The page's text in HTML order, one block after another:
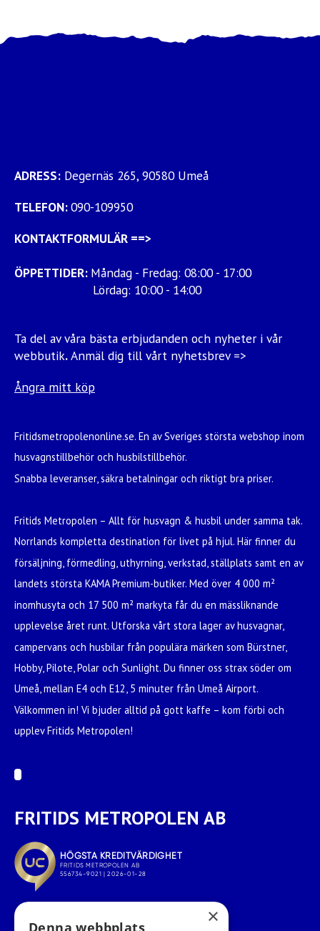
ADRESS: Degernäs 265, 90580 Umeå
TELEFON:090-109950
KONTAKTFORMULÄR ==>
ÖPPETTIDER: Måndag - Fredag: 08:00 - 17:00
Lördag: 10:00 - 14:00
Ta del av våra bästa erbjudanden och nyheter i vår
webbutik.Anmäl dig till vårt nyhetsbrev =>
Ångra mitt köp
Fritidsmetropolenonline.se. En av Sveriges största webshop inom
husvagnstillbehör och husbilstillbehör.
Snabba leveranser, säkra betalningar och riktigt bra priser.
Fritids Metropolen – Allt för husvagn & husbil under samma tak.
Norrlands kompletta destination för livet på hjul. Här finner du
försäljning, förmedling, uthyrning, verkstad, ställplats samt en av
landets största KAMA Premium-butiker. Med över 4 000 m²
inomhusyta och 17 500 m² markyta får du en mässliknande
upplevelse året runt. Utforska vårt stora lager av husvagnar,
campervans och husbilar från populära märken som Bürstner,
Hobby, Pilote, Polar och Sunlight. Du finner oss strax söder om
Umeå, mellan E4 och E12, 5 minuter från Umeå Airport.
Välkommen in! Vi bjuder alltid på gott kaffe – kom förbi och
upplev Fritids Metropolen!
FRITIDS METROPOLEN AB
×
Denna webbplats